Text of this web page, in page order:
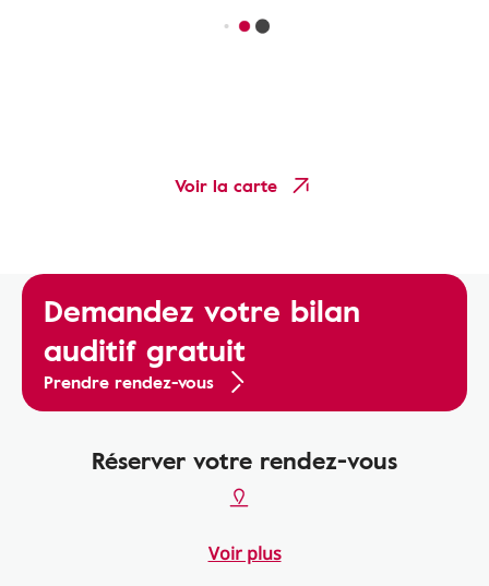
Voir la carte
Demandez votre bilan
auditif gratuit
Prendre rendez-vous
Réserver votre rendez-vous
Voir plus